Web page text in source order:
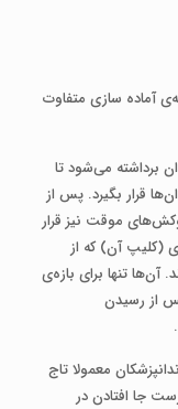
آماده سازی متفاوت
برداشته می‌شود تا
قرار بگیرد. پس از
موقت نیز قرار
(کلیپ آن) که از
آن‌ها تنها برای بازه‌ی
از رسیدن
معمولا تاج
جا افتادن در